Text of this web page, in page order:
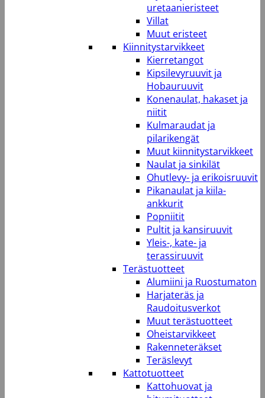
uretaanieristeet
Villat
Muut eristeet
Kiinnitystarvikkeet
Kierretangot
Kipsilevyruuvit ja
Hobauruuvit
Konenaulat, hakaset ja
niitit
Kulmaraudat ja
pilarikengät
Muut kiinnitystarvikkeet
Naulat ja sinkilät
Ohutlevy- ja erikoisruuvit
Pikanaulat ja kiila-
ankkurit
Popniitit
Pultit ja kansiruuvit
Yleis-, kate- ja
terassiruuvit
Terästuotteet
Alumiini ja Ruostumaton
Harjateräs ja
Raudoitusverkot
Muut terästuotteet
Oheistarvikkeet
Rakenneteräkset
Teräslevyt
Kattotuotteet
Kattohuovat ja